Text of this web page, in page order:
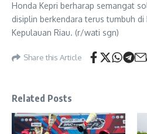
Honda Kepri berharap semangat
disiplin berkendara terus tumbuh
Kepulauan Riau. (r/wati sgn)
Share this Article
Related Posts